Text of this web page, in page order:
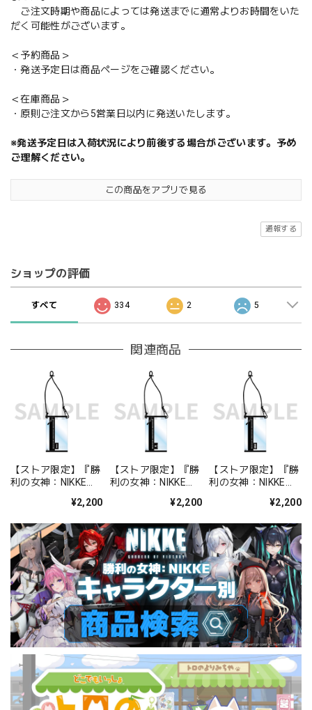
ご注文時期や商品によっては発送までに通常よりお時間をいた
だく可能性がございます。
＜予約商品＞
・発送予定日は商品ページをご確認ください。
＜在庫商品＞
・原則ご注文から5営業日以内に発送いたします。
※発送予定日は入荷状況により前後する場合がございます。予め
ご理解ください。
この商品をアプリで見る
通報する
ショップの評価
すべて 334 2 5
関連商品
【ストア限定】『勝
利の女神：NIKKE』
¥2,200
【ストア限定】『勝
利の女神：NIKKE』
¥2,200
【ストア限定】『勝
利の女神：NIKKE』
ス・インダストリー
¥2,200